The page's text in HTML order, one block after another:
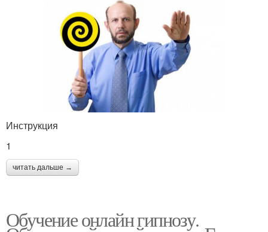
Инструкция
1
читать дальше →
Обучение онлайн гипнозу.